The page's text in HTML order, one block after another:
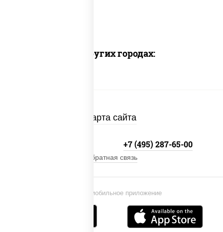
Доставка в других городах:
Карта сайта
Установи мобильное приложение
+7 (495) 287-65-00
Обратная связь